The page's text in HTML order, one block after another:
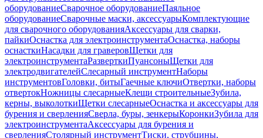
оборудованиеСварочное оборудованиеПаяльное
оборудованиеСварочные маски, аксессуарыКомплектующие
для сварочного оборудованияАксессуары для сварки,
пайкиОснастка для электроинструментаОснастка, наборы
оснасткиНасадки для граверовЩетки для
электроинструментаРазверткиПуансоныЩетки для
электродвигателейСлесарный инструментНаборы
инструментовГоловки, битыГаечные ключиОтвертки, наборы
отвертокНожницы слесарныеКлещи строительныеЗубила,
керны, выколоткиЩетки слесарныеОснастка и аксессуары для
бурения и сверленияСверла, буры, зенкерыКоронкиЗубила для
электроинструментаАксессуары для бурения и
сверленияСтолярный инструментТиски, струбцины,